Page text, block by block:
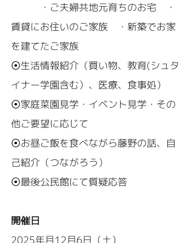
・ご夫婦共地元育ちのお宅　・
賃貸にお住いのご家族　・新築でお家
を建てたご家族
⦿生活情報紹介（買い物、教育(シュタ
イナー学園含む）、医療、食事処）
⦿家庭菜園見学・イベント見学・その
他ご要望に応じて
⦿お昼ご飯を食べながら藤野の話、自
己紹介（つながろう）
⦿最後公民館にて質疑応答
開催日
2025年月12月6日（土）